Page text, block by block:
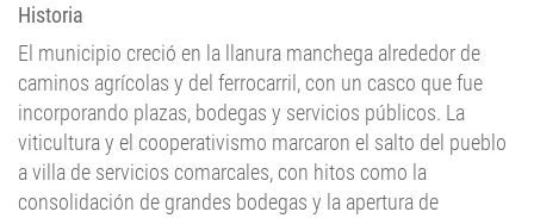
Historia
El municipio creció en la llanura manchega alrededor de
caminos agrícolas y del ferrocarril, con un casco que fue
incorporando plazas, bodegas y servicios públicos. La
viticultura y el cooperativismo marcaron el salto del pueblo
a villa de servicios comarcales, con hitos como la
consolidación de grandes bodegas y la apertura de